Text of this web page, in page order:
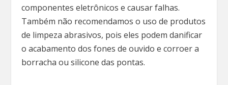
componentes eletrônicos e causar falhas.
Também não recomendamos o uso de produtos
de limpeza abrasivos, pois eles podem danificar
o acabamento dos fones de ouvido e corroer a
borracha ou silicone das pontas.